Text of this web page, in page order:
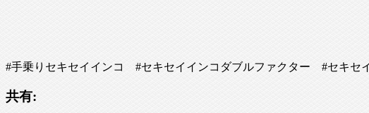
#手乗りセキセイインコ #セキセイインコダブルファクター #セキセ
共有: